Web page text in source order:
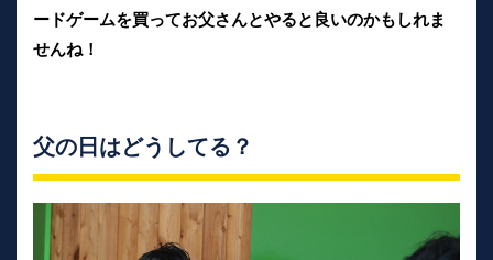
ードゲームを買ってお父さんとやると良いのかもしれま
せんね！
父の日はどうしてる？